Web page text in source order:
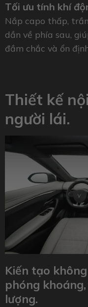
Tối ưu tính khí
Nắp capo thấp,
dần về phía sau,
đầm chắc và ổn
Thiết kế
người lái.
Kiến tạo
phóng
lượng.